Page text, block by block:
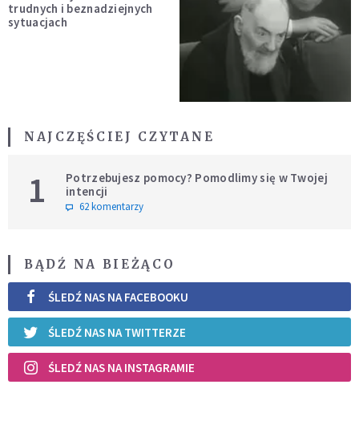
trudnych i beznadziejnych
sytuacjach
NAJCZĘŚCIEJ CZYTANE
1
Potrzebujesz pomocy? Pomodlimy się w Twojej
intencji
62 komentarzy
BĄDŹ NA BIEŻĄCO
ŚLEDŹ NAS NA FACEBOOKU
ŚLEDŹ NAS NA TWITTERZE
ŚLEDŹ NAS NA INSTAGRAMIE